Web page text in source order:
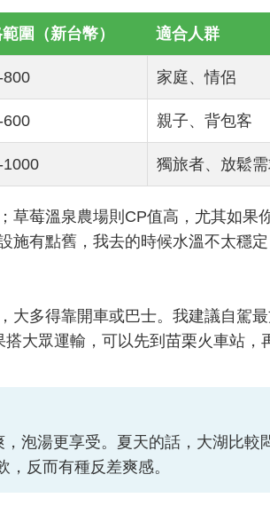
圍（新台幣） 適合人群
800 家庭、情侶
600 親子、背包客
1000 獨旅者、放鬆
草莓溫泉農場則CP值高，尤其如果
有點舊，我去的時候水溫不太穩定
大多得靠開車或巴士。我建議自駕
大眾運輸，可以先到苗栗火車站，
泡湯更享受。夏天的話，大湖比較
反而有種反差爽感。